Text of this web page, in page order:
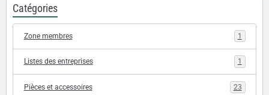
Catégories
Zone membres 1
Listes des entreprises 1
Pièces et accessoires 23